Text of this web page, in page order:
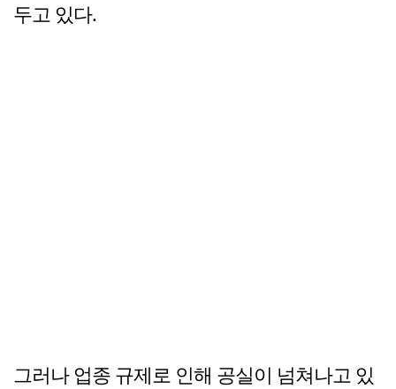
두고 있다.
그러나 업종 규제로 인해 공실이 넘쳐나고 있